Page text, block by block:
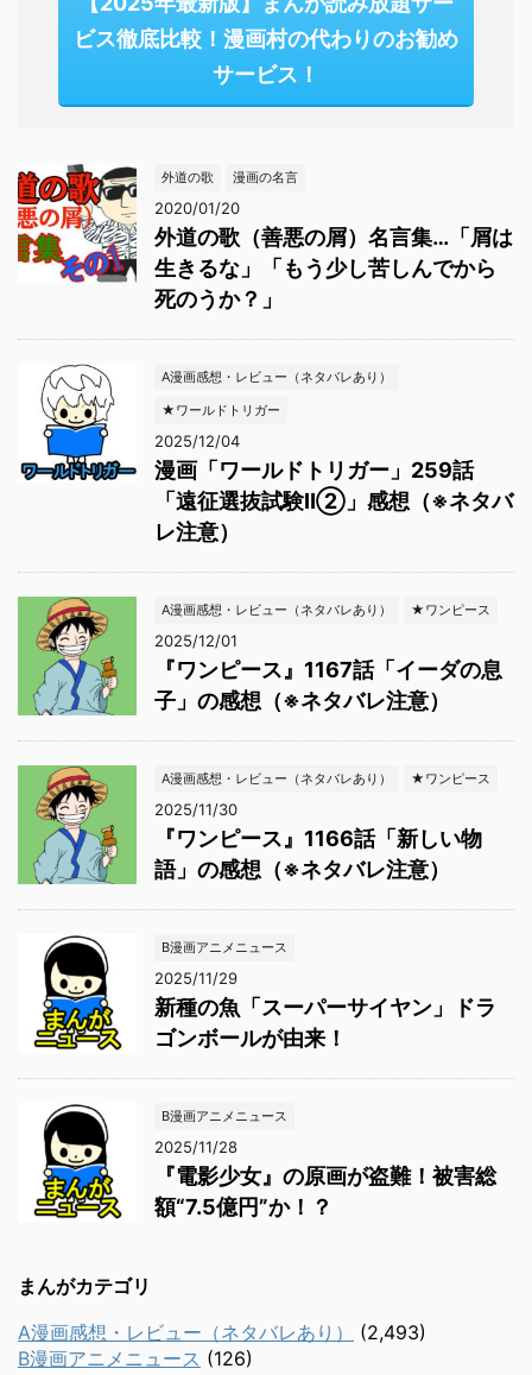
ビス徹底比較！漫画村の代わりのお勧め
サービス！
外道の歌 漫画の名言
2020/01/20
外道の歌（善悪の屑）名言集…「屑は
生きるな」「もう少し苦しんでから
死のうか？」
A漫画感想・レビュー（ネタバレあり）
★ワールドトリガー
2025/12/04
漫画「ワールドトリガー」259話
「遠征選抜試験Ⅱ②」感想（※ネタバ
レ注意）
A漫画感想・レビュー（ネタバレあり） ★ワンピース
2025/12/01
『ワンピース』1167話「イーダの息
子」の感想（※ネタバレ注意）
A漫画感想・レビュー（ネタバレあり） ★ワンピース
2025/11/30
『ワンピース』1166話「新しい物
語」の感想（※ネタバレ注意）
B漫画アニメニュース
2025/11/29
新種の魚「スーパーサイヤン」ドラ
ゴンボールが由来！
B漫画アニメニュース
2025/11/28
『電影少女』の原画が盗難！被害総
額“7.5億円”か！？
まんがカテゴリ
A漫画感想・レビュー（ネタバレあり）
(2,493)
B漫画アニメニュース (126)